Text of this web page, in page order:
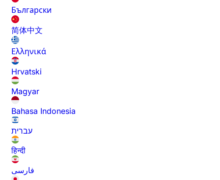
Български
简体中文
Ελληνικά
Hrvatski
Magyar
Bahasa Indonesia
עברית
हिन्दी
فارسی